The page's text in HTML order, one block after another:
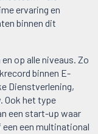
ervaring en
binnen dit
op alle niveaus. Zo
binnen E-
Dienstverlening,
Ook het type
een start-up waar
een multinational